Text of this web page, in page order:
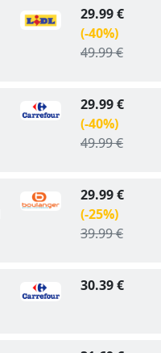
29.99 €
(-40%)
49.99 €
29.99 €
(-40%)
49.99 €
29.99 €
(-25%)
39.99 €
30.39 €